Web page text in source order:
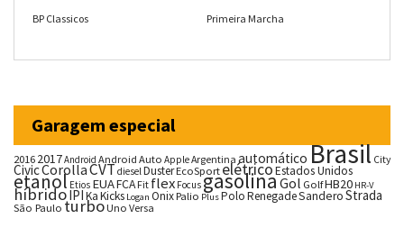
BP Classicos
Primeira Marcha
Garagem especial
20162017Android Android Auto AppleArgentina automáticoBrasil City
CivicCorollaCVTdieselDusterEcoSportelétricoEstados Unidos
etanol Etios EUAFCA Fit flex FocusgasolinaGol GolfHB20 HR-V
híbridoIPIKaKicks Logan OnixPalio PlusPoloRenegadeSanderoStrada
São Paulo turboUno Versa